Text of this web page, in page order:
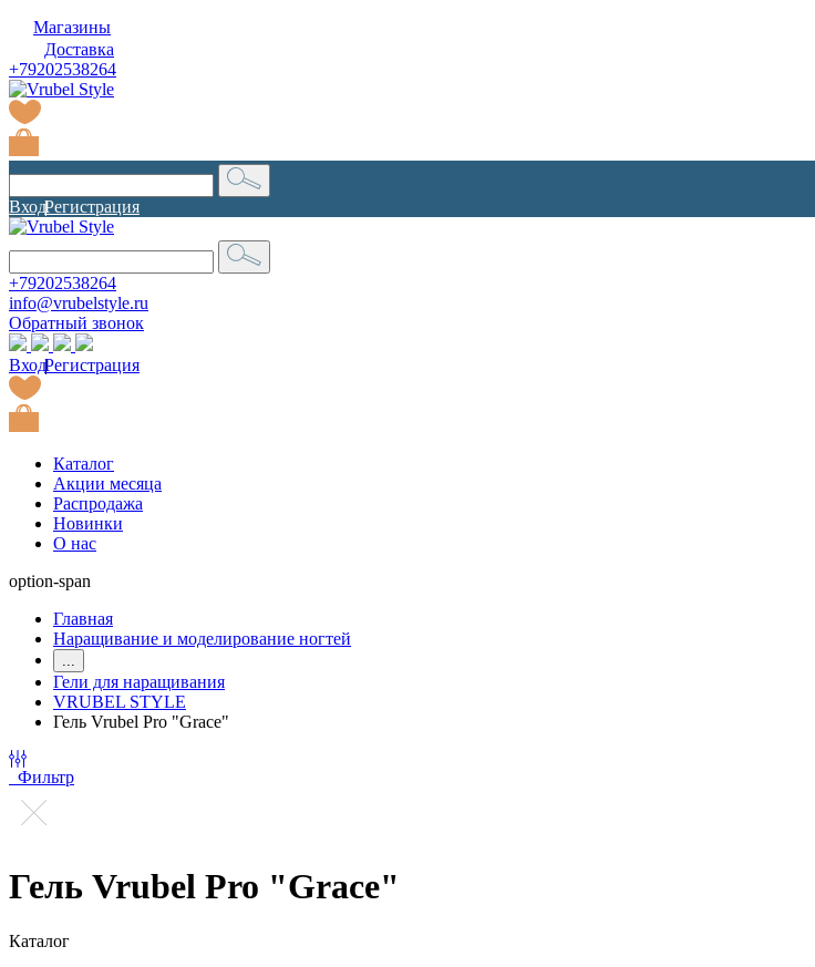
Магазины
Доставка
+79202538264
Вход|
Регистрация
+79202538264
info@vrubelstyle.ru
Обратный звонок
Вход|
Регистрация
Каталог
Акции месяца
Распродажа
Новинки
О нас
option-span
Главная
Наращивание и моделирование ногтей
...
Гели для наращивания
VRUBEL STYLE
Гель Vrubel Pro "Grace"
Фильтр
Гель Vrubel Pro "Grace"
Каталог